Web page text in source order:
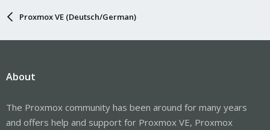
Proxmox VE (Deutsch/German)
About
The Proxmox community has been around for many years
and offers help and support for Proxmox VE, Proxmox